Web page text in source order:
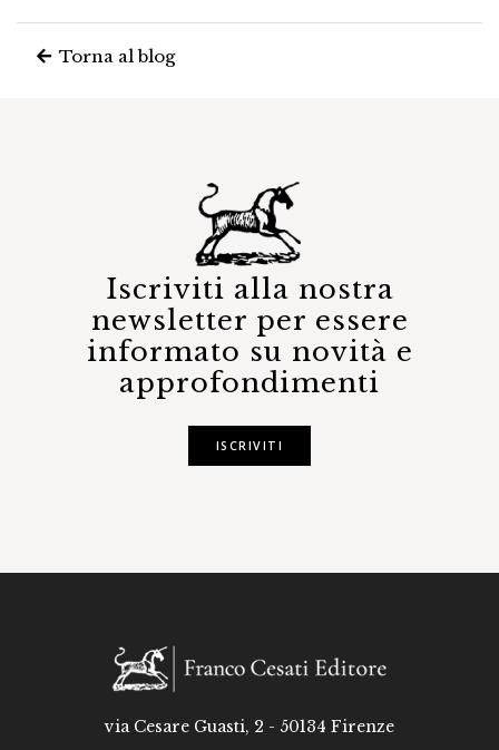
Torna al blog
Iscriviti alla nostra
newsletter per essere
informato su novità e
approfondimenti
ISCRIVITI
via Cesare Guasti, 2 - 50134 Firenze